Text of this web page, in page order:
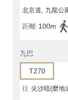
北京道, 九龍公
距離 100m
九巴
T270
往 尖沙咀(麼地